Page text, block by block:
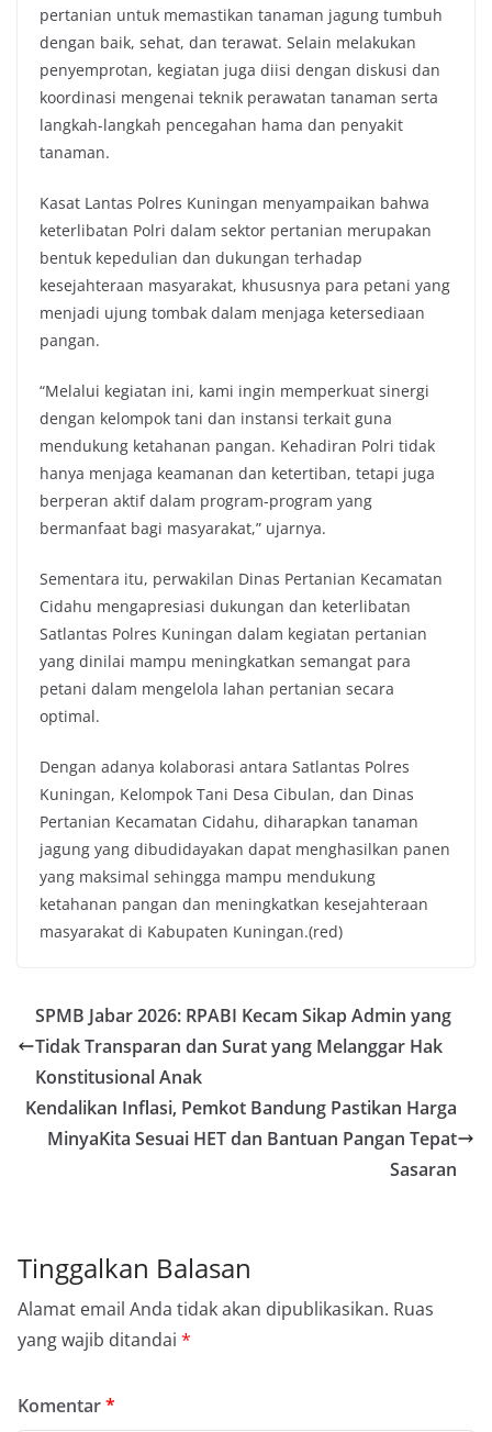
pertanian untuk memastikan tanaman jagung tumbuh
dengan baik, sehat, dan terawat. Selain melakukan
penyemprotan, kegiatan juga diisi dengan diskusi dan
koordinasi mengenai teknik perawatan tanaman serta
langkah-langkah pencegahan hama dan penyakit
tanaman.
Kasat Lantas Polres Kuningan menyampaikan bahwa
keterlibatan Polri dalam sektor pertanian merupakan
bentuk kepedulian dan dukungan terhadap
kesejahteraan masyarakat, khususnya para petani yang
menjadi ujung tombak dalam menjaga ketersediaan
pangan.
“Melalui kegiatan ini, kami ingin memperkuat sinergi
dengan kelompok tani dan instansi terkait guna
mendukung ketahanan pangan. Kehadiran Polri tidak
hanya menjaga keamanan dan ketertiban, tetapi juga
berperan aktif dalam program-program yang
bermanfaat bagi masyarakat,” ujarnya.
Sementara itu, perwakilan Dinas Pertanian Kecamatan
Cidahu mengapresiasi dukungan dan keterlibatan
Satlantas Polres Kuningan dalam kegiatan pertanian
yang dinilai mampu meningkatkan semangat para
petani dalam mengelola lahan pertanian secara
optimal.
Dengan adanya kolaborasi antara Satlantas Polres
Kuningan, Kelompok Tani Desa Cibulan, dan Dinas
Pertanian Kecamatan Cidahu, diharapkan tanaman
jagung yang dibudidayakan dapat menghasilkan panen
yang maksimal sehingga mampu mendukung
ketahanan pangan dan meningkatkan kesejahteraan
masyarakat di Kabupaten Kuningan.(red)
SPMB Jabar 2026: RPABI Kecam Sikap Admin yang
Tidak Transparan dan Surat yang Melanggar Hak
Konstitusional Anak
Kendalikan Inflasi, Pemkot Bandung Pastikan Harga
MinyaKita Sesuai HET dan Bantuan Pangan Tepat
Sasaran
Tinggalkan Balasan
Alamat email Anda tidak akan dipublikasikan. Ruas
yang wajib ditandai *
Komentar*